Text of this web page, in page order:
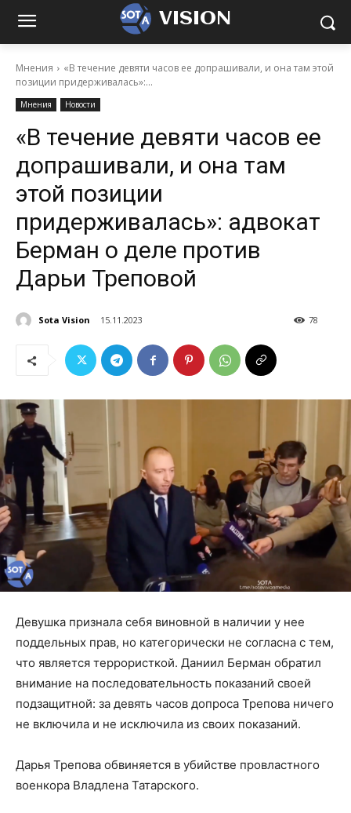
VISION
Мнения
«В течение девяти часов ее допрашивали, и она там этой
позиции придерживалась»:...
Мнения Новости
«В течение девяти часов ее
допрашивали, и она там
этой позиции
придерживалась»: адвокат
Берман о деле против
Дарьи Треповой
Sota Vision 15.11.2023 78
Девушка признала себя виновной в наличии у нее
поддельных прав, но категорически не согласна с тем,
что является террористкой. Даниил Берман обратил
внимание на последовательность показаний своей
подзащитной: за девять часов допроса Трепова ничего
не включила и не исключила из своих показаний.
Дарья Трепова обвиняется в убийстве провластного
военкора Владлена Татарского.